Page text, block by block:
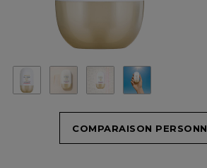
COMPARAISON